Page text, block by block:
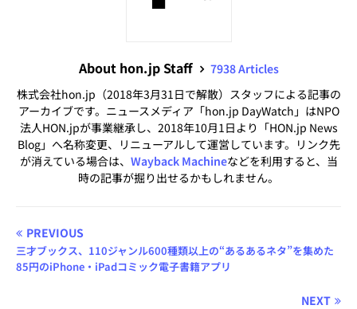
About hon.jp Staff
7938 Articles
株式会社hon.jp（2018年3月31日で解散）スタッフによる記事の
アーカイブです。ニュースメディア「hon.jp DayWatch」はNPO
法人HON.jpが事業継承し、2018年10月1日より「HON.jp News
Blog」へ名称変更、リニューアルして運営しています。リンク先
が消えている場合は、 Wayback Machineなどを利用すると、当
時の記事が掘り出せるかもしれません。
PREVIOUS
三才ブックス、110ジャンル600種類以上の“あるあるネタ”を集めた
85円のiPhone・iPadコミック電子書籍アプリ
NEXT